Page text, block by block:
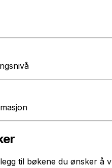
til bøkene du ønsker å